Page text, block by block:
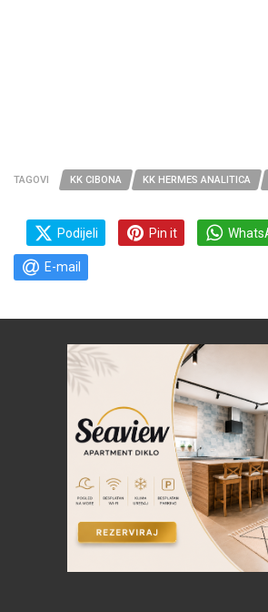
TAGOVI KK CIBONA KK HERMES ANALITICA
Podijeli Pin it
E-mail